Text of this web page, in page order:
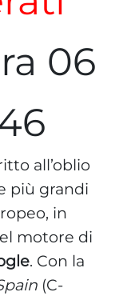
06
all’oblio
più grandi
in
motore di
. Con la
(C-